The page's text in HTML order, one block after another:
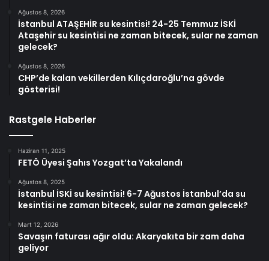
Ağustos 8, 2026
İstanbul ATAŞEHİR su kesintisi! 24-25 Temmuz İSKİ
Ataşehir su kesintisi ne zaman bitecek, sular ne zaman
gelecek?
Ağustos 8, 2026
CHP’de kalan vekillerden Kılıçdaroğlu’na gövde
gösterisi!
Rastgele Haberler
Haziran 11, 2025
FETÖ Üyesi Şahıs Yozgat’ta Yakalandı
Ağustos 8, 2025
İstanbul İSKİ su kesintisi! 6-7 Ağustos İstanbul’da su
kesintisi ne zaman bitecek, sular ne zaman gelecek?
Mart 12, 2026
Savaşın faturası ağır oldu: Akaryakıta bir zam daha
geliyor